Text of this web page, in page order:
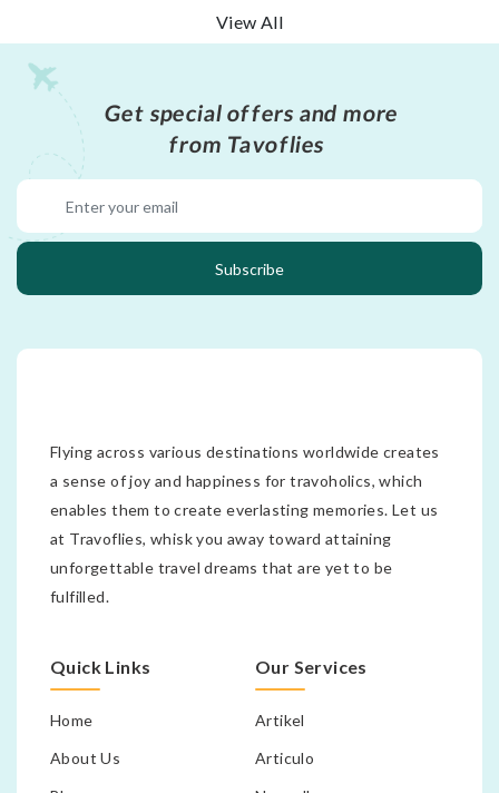
View All
Get special offers and more
from Tavoflies
Subscribe
Flying across various destinations worldwide creates
a sense of joy and happiness for travoholics, which
enables them to create everlasting memories. Let us
at Travoflies, whisk you away toward attaining
unforgettable travel dreams that are yet to be
fulfilled.
Quick Links
Home
About Us
Our Services
Artikel
Articulo